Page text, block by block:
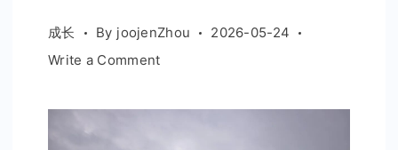
成长 By joojenZhou
2026-05-24
Write a Commenton
调